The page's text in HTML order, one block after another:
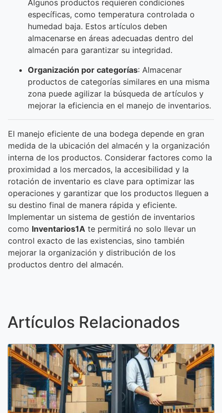
Algunos productos requieren condiciones
específicas, como temperatura controlada o
humedad baja. Estos artículos deben
almacenarse en áreas adecuadas dentro del
almacén para garantizar su integridad.
Organización por categorías: Almacenar
productos de categorías similares en una misma
zona puede agilizar la búsqueda de artículos y
mejorar la eficiencia en el manejo de inventarios.
El manejo eficiente de una bodega depende en gran
medida de la ubicación del almacén y la organización
interna de los productos. Considerar factores como la
proximidad a los mercados, la accesibilidad y la
rotación de inventario es clave para optimizar las
operaciones y garantizar que los productos lleguen a
su destino final de manera rápida y eficiente.
Implementar un sistema de gestión de inventarios
como Inventarios1A te permitirá no solo llevar un
control exacto de las existencias, sino también
mejorar la organización y distribución de los
productos dentro del almacén.
Artículos Relacionados